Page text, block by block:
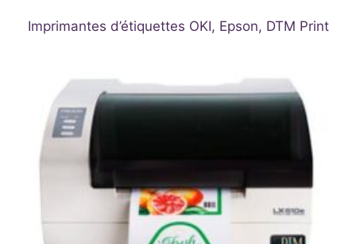
Imprimantes d’étiquettes OKI, Epson, DTM Print